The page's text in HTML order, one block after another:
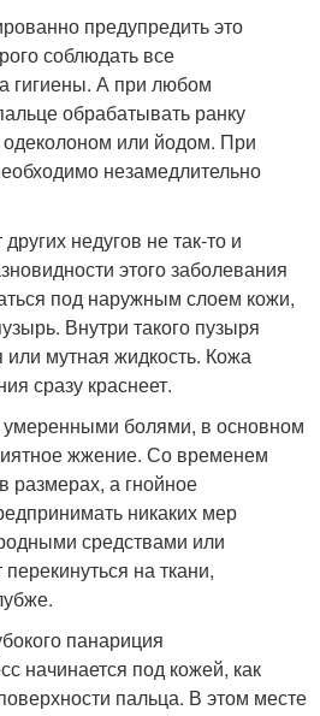
предупредить это
соблюдать все
гигиены. А при любом
обрабатывать ранку
или йодом. При
незамедлительно
недугов не так-то и
этого заболевания
под наружным слоем кожи,
Внутри такого пузыря
или мутная жидкость. Кожа
сразу краснеет.
умеренными болями, в основном
жжение. Со временем
размерах, а гнойное
никаких мер
средствами или
на ткани,
панариция
начинается под кожей, как
пальца. В этом месте